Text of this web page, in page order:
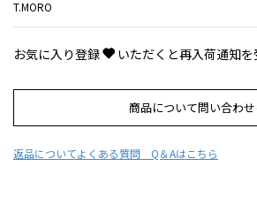
T.MORO
お気に入り登録 いただくと再入荷通知
商品について問い合わせ
返品についてよくある質問 Q＆Aはこちら